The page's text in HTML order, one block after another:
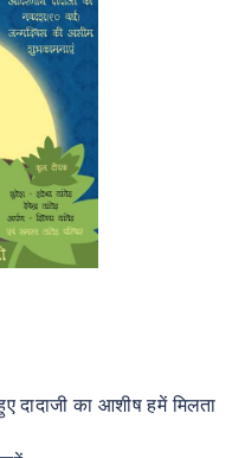
का आशीष हमें मिलता